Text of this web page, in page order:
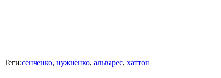
Теги:сенченко, нужненко, альварес, хаттон